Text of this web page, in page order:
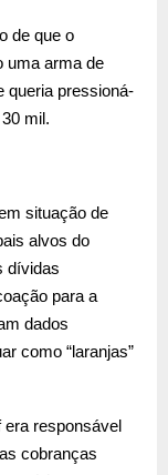
de que o
uma arma de
queria pressioná-
mil.
situação de
alvos do
dívidas
para a
dados
como “laranjas”
era responsável
cobranças